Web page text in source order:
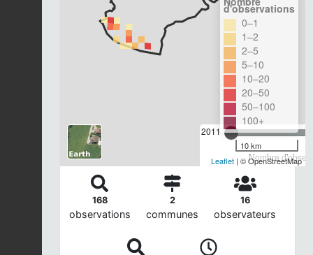
2011
Nombre
d'observations
0–1
1–2
2–5
5–10
10–20
20–50
50–100
100+
10 km
Leaflet | © OpenStreetMap
168
observations
2
communes
16
observateurs